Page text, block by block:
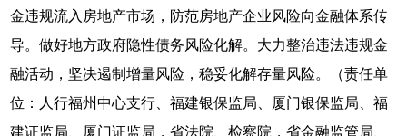
金违规流入房地产市场，防范房地产企业风险向金融体系传
导。做好地方政府隐性债务风险化解。大力整治违法违规金
融活动，坚决遏制增量风险，稳妥化解存量风险。（责任单
位：人行福州中心支行、福建银保监局、厦门银保监局、福
建证监局、厦门证监局，省法院、检察院，省金融监管局、